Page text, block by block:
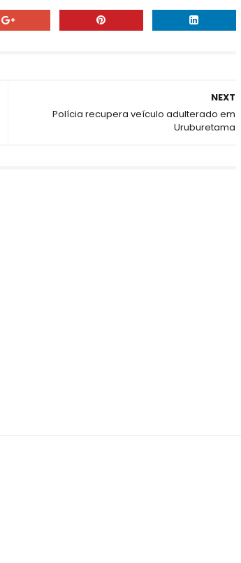
NEXT
Polícia recupera veículo adulterado em
Uruburetama